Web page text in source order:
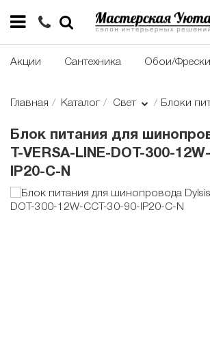
Акции Сантехника Обои/Фрески
Главная Каталог Свет Блоки
Блок питания для
T-VERSA-LINE-DOT-300-
IP20-C-N